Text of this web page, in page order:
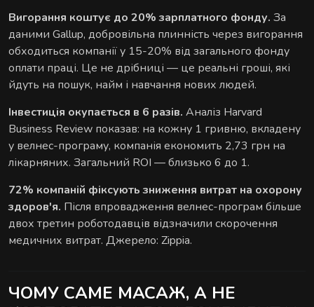
Вигорання коштує до 20% зарплатного фонду. За
даними Gallup, добровільна плинність через вигорання
обходиться компанії у 15-20% від загального фонду
оплати праці. Це не дрібниці — це реальні гроші, які
йдуть на пошук, найм і навчання нових людей.
Інвестиція окупається в 6 разів. Аналіз Harvard
Business Review показав: на кожну 1 гривню, вкладену
у велнес-програму, компанія економить 2,73 грн на
лікарняних. Загальний ROI — близько 6 до 1.
72% компаній фіксують зниження витрат на охорону
здоров'я. Після впровадження велнес-програм більше
двох третин роботодавців відзначили скорочення
медичних витрат. Джерело: Zippia.
ЧОМУ САМЕ МАСАЖ, А НЕ
Ручні техніки, що знімають набряки,
розслаблюють затиснуті м'язи й повертають
обличчю чіткий контур - без ін'єкцій і препаратів.